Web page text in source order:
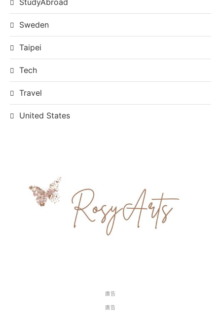
StudyAbroad
Sweden
Taipei
Tech
Travel
United States
廣告
廣告